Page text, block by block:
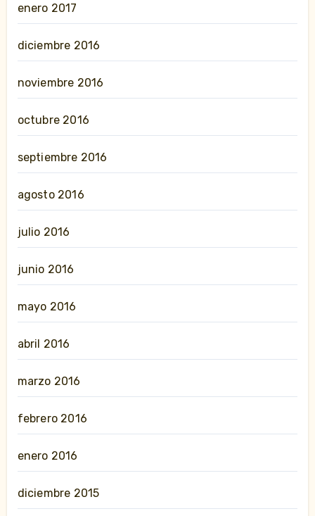
enero 2017
diciembre 2016
noviembre 2016
octubre 2016
septiembre 2016
agosto 2016
julio 2016
junio 2016
mayo 2016
abril 2016
marzo 2016
febrero 2016
enero 2016
diciembre 2015